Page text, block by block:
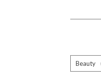
Beauty